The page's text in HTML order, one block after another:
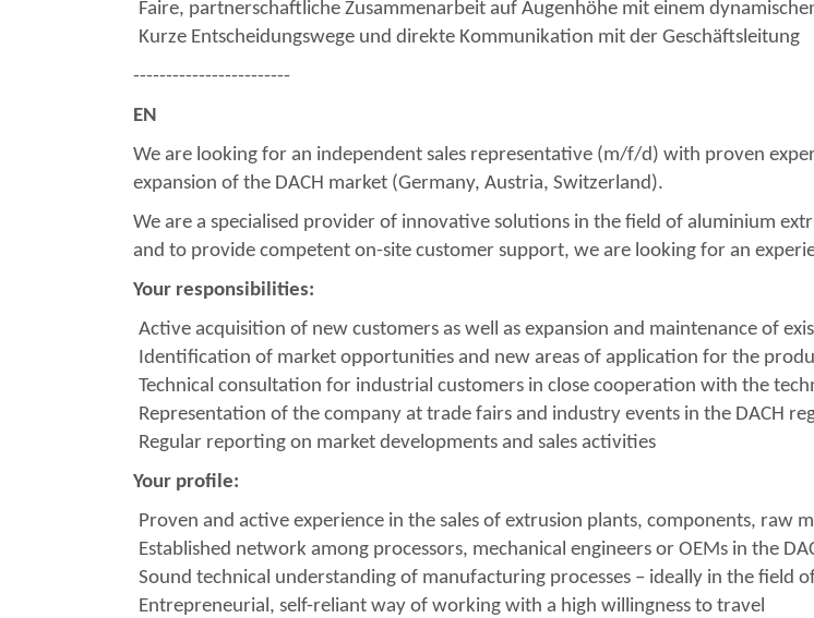
Faire, partnerschaftliche Zusammenarbeit auf Augenhöhe mit einem
Kurze Entscheidungswege und direkte Kommunikation mit der Geschäftsleitung
------------------------
EN
We are looking for an independent sales representative (m/f/d) with proven
expansion of the DACH market (Germany, Austria, Switzerland).
We are a specialised provider of innovative solutions in the field of aluminium
and to provide competent on-site customer support, we are looking for an
Your responsibilities:
Active acquisition of new customers as well as expansion and maintenance of
Identification of market opportunities and new areas of application for the
Technical consultation for industrial customers in close cooperation with the
Representation of the company at trade fairs and industry events in the DACH
Regular reporting on market developments and sales activities
Your profile:
Proven and active experience in the sales of extrusion plants, components, raw
Established network among processors, mechanical engineers or OEMs in the
Sound technical understanding of manufacturing processes – ideally in the field
Entrepreneurial, self-reliant way of working with a high willingness to travel